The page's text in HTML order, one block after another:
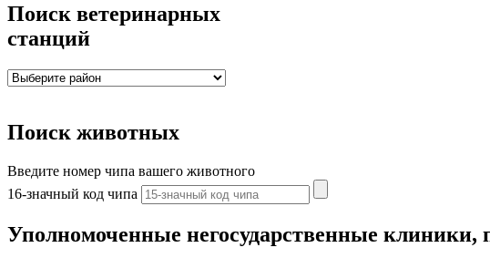
Поиск ветеринарных
станций
Поиск животных
Введите номер чипа вашего животного
16-значный код чипа
Уполномоченные негосударственные